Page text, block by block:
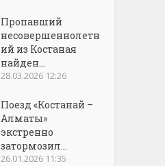
Пропавший
несовершеннолетн
ий из Костаная
найден...
28.03.2026 12:26
Поезд «Костанай –
Алматы»
экстренно
затормозил...
26.01.2026 11:35